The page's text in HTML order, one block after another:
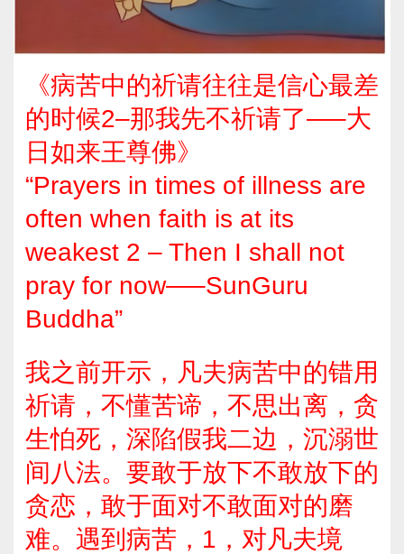
《病苦中的祈请往往是信心最差
的时候2–那我先不祈请了—–大
日如来王尊佛》
“Prayers in times of illness are
often when faith is at its
weakest 2 – Then I shall not
pray for now—–SunGuru
Buddha”
我之前开示，凡夫病苦中的错用
祈请，不懂苦谛，不思出离，贪
生怕死，深陷假我二边，沉溺世
间八法。要敢于放下不敢放下的
贪恋，敢于面对不敢面对的磨
难。遇到病苦，1，对凡夫境